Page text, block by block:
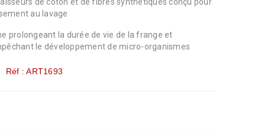
au lavage
prolongeant la durée de vie de la frange et
le développement de micro-organismes
Réf : ART1693